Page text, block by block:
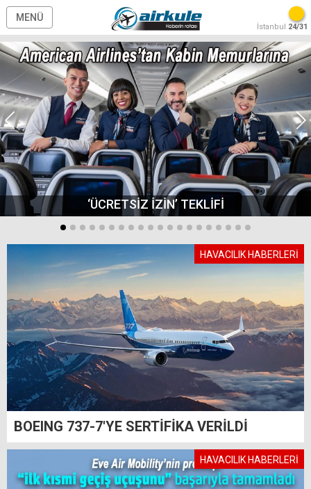
MENÜ
İstanbul 24/31
‘ÜCRETSİZ İZİN’ TEKLİFİ
HAVACILIK HABERLERİ
BOEING 737-7'YE SERTİFİKA VERİLDİ
HAVACILIK HABERLERİ